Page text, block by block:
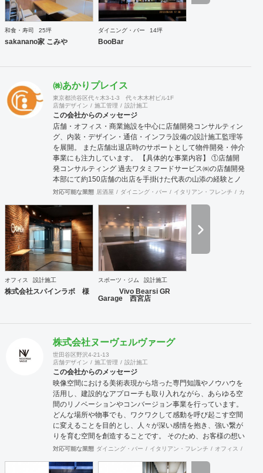
和食・寿司 25坪
sakanano家 こみや
ダイニング・バー 14坪
BooBar
㈱あかりプレイス
東京都渋谷区代々木3-1-3 代々木木村ビル1F
店舗デザイン
施工管理 設計施工
この会社からのメッセージ
店舗・オフィス・商業施設を中心に店舗開発コンサルティン
グ、内装・デザイン・通信・インフラ設備の設計施工監理等
を展開。 また店舗出退店時のサポートとして物件開発・仲介
事業にも注力しています。 【具体的な事業内容】 ①店舗開
発コンサルティング 過去ワタミフードサービス㈱の店舗開発
本部にて約150店舗の出店を手掛けた代表の山添の経験とノ
ウハウが凝縮した事業。 物件開発だけではなく、店舗の出店
に関わる全ての業務をトータル的にサポート致します。 ②内
装工事・施工監理 会社設立から36年目という豊富な経験実
績により、高い技術を持った職人と経験豊富な現場監理によ
り、店舗デザイン設計から施工監理までを一括してワンスト
ップでご提供いたします。 ③不動産仲介（店舗・オフィス仲
介、サブリース） 多くの出退店に携わってきたネットワーク
全国のオフィスビルや店舗物件の情報を集約し、出店希望の
多い都心部、郊外主要駅をはじめ、ロードサイドの主要幹線
対応可能な業態 居酒屋 ダイニング・バー イタリアン・フレンチ カフェ
オフィス 設計施工
株式会社スパインラボ 様
スポーツ・ジム 設計施工
Vivo Bearsi GR
Garage 西宮店
株式会社ヌーヴェルヴァーグ
世田谷区野沢4-21-13
店舗デザイン
施工管理 設計施工
この会社からのメッセージ
映像空間における美術表現から培った専門知識やノウハウを
活用し、建設的なアプローチも取り入れながら、あらゆる空
間のリノベーションやコンバージョン事業を行っています。
どんな場所や物事でも、ワクワクして感動を呼び起こす空間
に変えることを目的とし、人々が深い感情を抱き、強い繋が
りを育む空間を創造することです。 そのため、お客様の想い
を汲み取り、独自性とインパクトを持った空間をデザインす
制を構築し、高品質かつ効率的な施工を実現しています。納
対応可能な業態 ダイニング・バー イタリアン・フレンチ オフィス